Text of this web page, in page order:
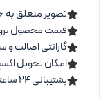
تصویر متعلق
قیمت محصول
گارانتی اصالت و
امکان تحویل
پشتیبانی ۲۴ ساعته، ۷ روز هفته